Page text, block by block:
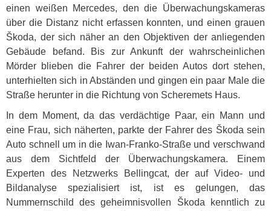
einen weißen Mercedes, den die Überwachungskameras
über die Distanz nicht erfassen konnten, und einen grauen
Škoda, der sich näher an den Objektiven der anliegenden
Gebäude befand. Bis zur Ankunft der wahrscheinlichen
Mörder blieben die Fahrer der beiden Autos dort stehen,
unterhielten sich in Abständen und gingen ein paar Male die
Straße herunter in die Richtung von Scheremets Haus.
In dem Moment, da das verdächtige Paar, ein Mann und
eine Frau, sich näherten, parkte der Fahrer des Škoda sein
Auto schnell um in die Iwan-Franko-Straße und verschwand
aus dem Sichtfeld der Überwachungskamera. Einem
Experten des Netzwerks Bellingcat, der auf Video- und
Bildanalyse spezialisiert ist, ist es gelungen, das
Nummernschild des geheimnisvollen Škoda kenntlich zu